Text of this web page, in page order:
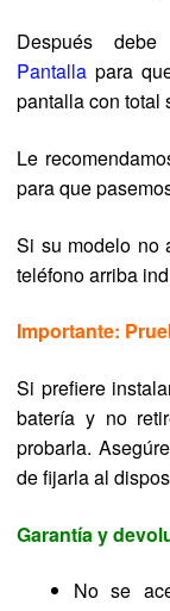
Después
Pantalla para
pantalla con total
Le
para que
Si su modelo no
teléfono arriba
Importante:
Si prefiere
batería y no
probarla.
de fijarla al
Garantía y
No se